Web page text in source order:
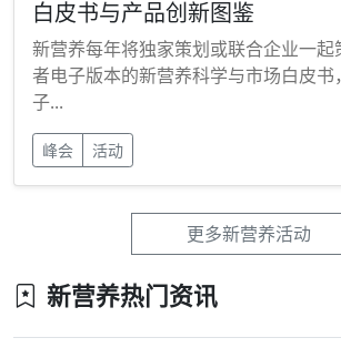
白皮书与产品创新图鉴
新营养每年将独家策划或联合企业一
者电子版本的新营养科学与市场白皮
子...
峰会 活动
更多新营养活动
新营养热门资讯